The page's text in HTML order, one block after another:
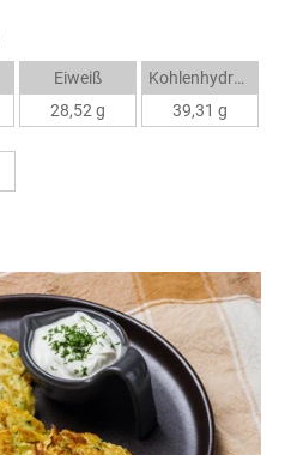
Eiweiß
28,52 g
Kohlenhydrate
39,31 g